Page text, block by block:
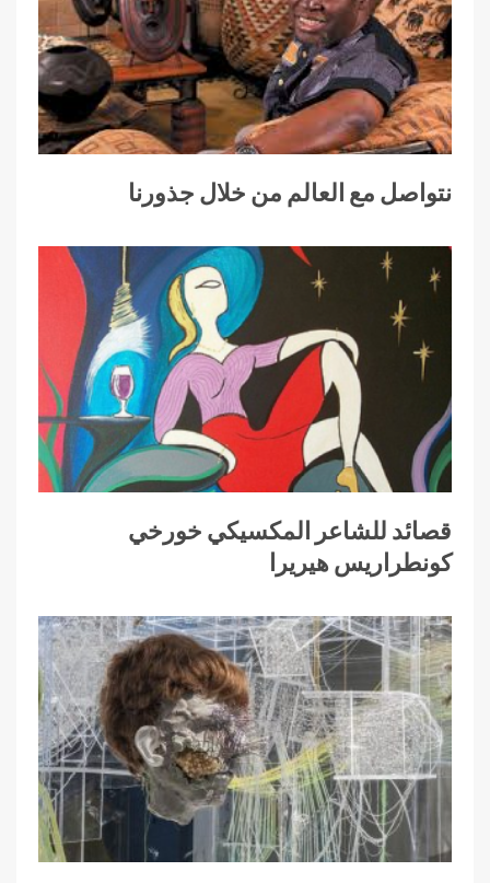
نتواصل مع العالم من خلال جذورنا
قصائد للشاعر المكسيكي خورخي
كونطراريس هيريرا